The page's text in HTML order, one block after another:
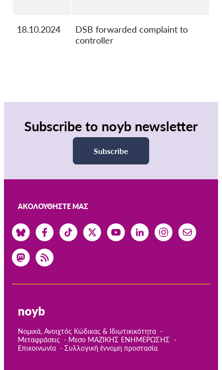
18.10.2024
DSB forwarded complaint to
controller
Subscribe to noyb newsletter
Subscribe
ΑΚΟΛΟΥΘΉΣΤΕ ΜΑΣ
noyb
Νομικά, Ανοιχτός Κώδικας & Ιδιωτικικότητα
Μεταφράσεις
Μεσο ΜΑΖΙΚΗΣ ΕΝΗΜΕΡΩΣΗΣ
Επικοινωνία
Συλλογική έννομη προστασία